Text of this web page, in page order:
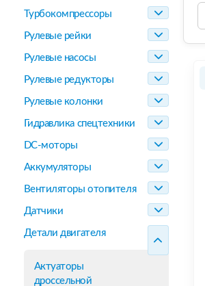
Турбокомпрессоры
Рулевые рейки
Рулевые насосы
Рулевые редукторы
Рулевые колонки
Гидравлика спецтехники
DC-моторы
Аккумуляторы
Вентиляторы отопителя
Датчики
Детали двигателя
Актуаторы
дроссельной